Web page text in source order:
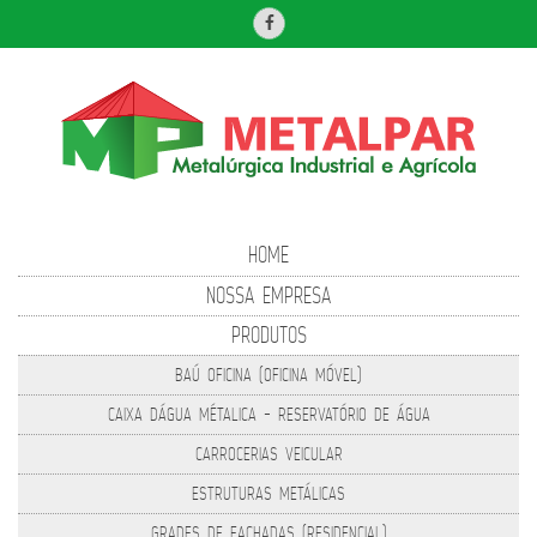
HOME
NOSSA EMPRESA
PRODUTOS
BAÚ OFICINA (OFICINA MÓVEL)
CAIXA DÁGUA MÉTALICA - RESERVATÓRIO DE ÁGUA
CARROCERIAS VEICULAR
ESTRUTURAS METÁLICAS